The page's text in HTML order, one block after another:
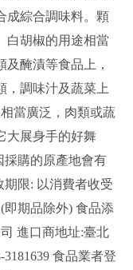
成綜合調味料。顆
白胡椒的用途相當
醃漬等食品上，
，調味汁及蔬菜上
當廣泛，肉類或蔬
大展身手的好舞
採購的原產地會有
期限: 以消費者收受
即期品除外) 食品添
進口商地址:臺北
食品業者登